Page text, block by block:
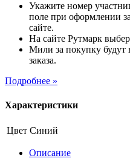
Укажите номер
поле при оформлении
сайте.
На сайте Рутмарк
Мили за покупку будут
заказа.
Подробнее »
Характеристики
Цвет Синий
Описание